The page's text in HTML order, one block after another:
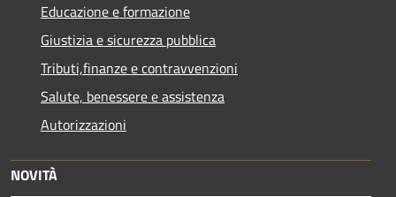
Educazione e formazione
Giustizia e sicurezza pubblica
Tributi,finanze e contravvenzioni
Salute, benessere e assistenza
Autorizzazioni
NOVITÀ